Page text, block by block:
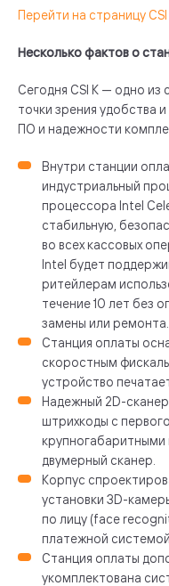
Перейти на страницу CSI
Несколько фактов о
Сегодня CSI K — одно
точки зрения удобства
ПО и надежности
Внутри станции
индустриальный
процессора Intel
стабильную,
во всех кассовых
Intel будет
ритейлерам
течение 10 лет без
замены или ремонта.
Станция оплаты
скоростным
устройство
Надежный 2D-
штрихкоды с
двумерный сканер.
Корпус
установки 3D-
по лицу (face
платежной системой.
Станция оплаты
укомплектована